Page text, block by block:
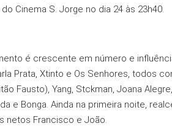
Cinema S. Jorge no dia 24 às 23h40.
é crescente em número e
Prata, Xtinto e Os Senhores, todos
Fausto), Yang, Stckman, Joana
e Bonga. Ainda na primeira noite,
netos Francisco e João.